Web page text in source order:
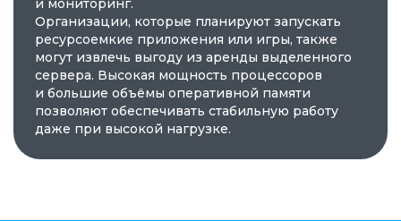
и мониторинг.
Организации, которые планируют запускать
ресурсоемкие приложения или игры, также
могут извлечь выгоду из аренды выделенного
сервера. Высокая мощность процессоров
и большие объёмы оперативной памяти
позволяют обеспечивать стабильную работу
даже при высокой нагрузке.